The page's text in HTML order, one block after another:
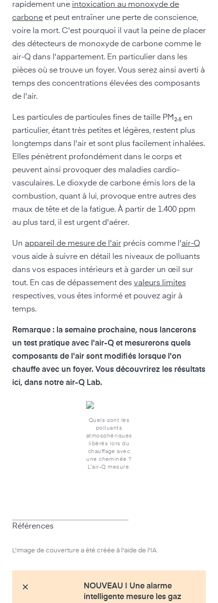
rapidement une intoxication au monoxyde de
carbone et peut entraîner une perte de conscience,
voire la mort. C'est pourquoi il vaut la peine de placer
des détecteurs de monoxyde de carbone comme le
air-Q dans l'appartement. En particulier dans les
pièces où se trouve un foyer. Vous serez ainsi averti à
temps des concentrations élevées des composants
de l'air.
Les particules de particules fines de taille PM₂,₅ en
particulier, étant très petites et légères, restent plus
longtemps dans l'air et sont plus facilement inhalées.
Elles pénètrent profondément dans le corps et
peuvent ainsi provoquer des maladies cardio-
vasculaires. Le dioxyde de carbone émis lors de la
combustion, quant à lui, provoque entre autres des
maux de tête et de la fatigue. À partir de 1.400 ppm
au plus tard, il est urgent d'aérer.
Un appareil de mesure de l'air précis comme l'air-Q
vous aide à suivre en détail les niveaux de polluants
dans vos espaces intérieurs et à garder un œil sur
tout. En cas de dépassement des valeurs limites
respectives, vous êtes informé et pouvez agir à
temps.
Remarque : la semaine prochaine, nous lancerons
un test pratique avec l'air-Q et mesurerons quels
composants de l'air sont modifiés lorsque l'on
chauffe avec un foyer. Vous découvrirez les résultats
ici, dans notre air-Q Lab.
Quels sont les
polluants
atmosphériques
libérés lors du
chauffage avec
une cheminée ?
L'air-Q mesure.
Références
L'image de couverture a été créée à l'aide de l'IA.
NOUVEAU | Une alarme
intelligente mesure les gaz